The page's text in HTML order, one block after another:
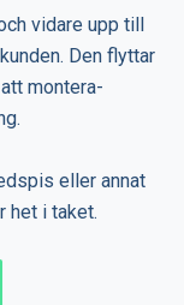
vidare upp till
Den flyttar
montera-
eller annat
het i taket.